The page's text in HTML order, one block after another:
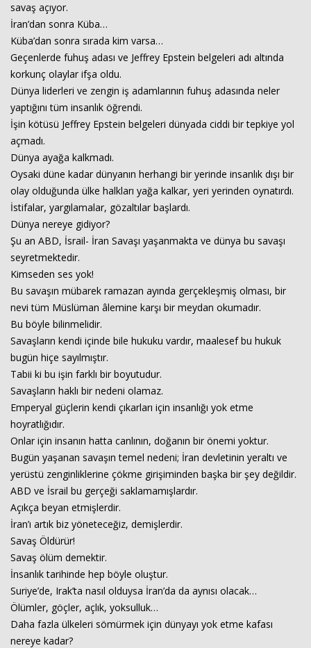
savaş açıyor.
İran’dan sonra Küba…
Küba’dan sonra sırada kim varsa…
Geçenlerde fuhuş adası ve Jeffrey Epstein belgeleri adı altında
korkunç olaylar ifşa oldu.
Dünya liderleri ve zengin iş adamlarının fuhuş adasında neler
yaptığını tüm insanlık öğrendi.
İşin kötüsü Jeffrey Epstein belgeleri dünyada ciddi bir tepkiye yol
açmadı.
Dünya ayağa kalkmadı.
Oysaki düne kadar dünyanın herhangi bir yerinde insanlık dışı bir
olay olduğunda ülke halkları yağa kalkar, yeri yerinden oynatırdı.
İstifalar, yargılamalar, gözaltılar başlardı.
Dünya nereye gidiyor?
Şu an ABD, İsrail- İran Savaşı yaşanmakta ve dünya bu savaşı
seyretmektedir.
Kimseden ses yok!
Bu savaşın mübarek ramazan ayında gerçekleşmiş olması, bir
nevi tüm Müslüman âlemine karşı bir meydan okumadır.
Bu böyle bilinmelidir.
Savaşların kendi içinde bile hukuku vardır, maalesef bu hukuk
bugün hiçe sayılmıştır.
Tabii ki bu işin farklı bir boyutudur.
Savaşların haklı bir nedeni olamaz.
Emperyal güçlerin kendi çıkarları için insanlığı yok etme
hoyratlığıdır.
Onlar için insanın hatta canlının, doğanın bir önemi yoktur.
Bugün yaşanan savaşın temel nedeni; İran devletinin yeraltı ve
yerüstü zenginliklerine çökme girişiminden başka bir şey değildir.
ABD ve İsrail bu gerçeği saklamamışlardır.
Açıkça beyan etmişlerdir.
İran’ı artık biz yöneteceğiz, demişlerdir.
Savaş Öldürür!
Savaş ölüm demektir.
İnsanlık tarihinde hep böyle oluştur.
Suriye’de, Irak’ta nasıl olduysa İran’da da aynısı olacak…
Ölümler, göçler, açlık, yoksulluk…
Daha fazla ülkeleri sömürmek için dünyayı yok etme kafası
nereye kadar?